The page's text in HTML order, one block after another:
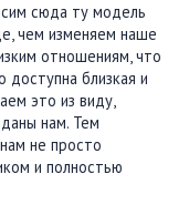
сюда ту модель
чем изменяем наше
отношениям, что
доступна близкая и
это из виду,
нам. Тем
не просто
и полностью